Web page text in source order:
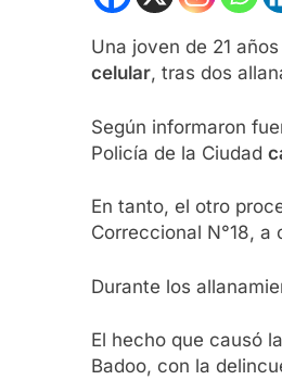
Una joven de 21
celular, tras dos
Según informaron
Policía de la Ciudad
En tanto, el otro
Correccional N°18,
Durante los
El hecho que causó
Badoo, con la